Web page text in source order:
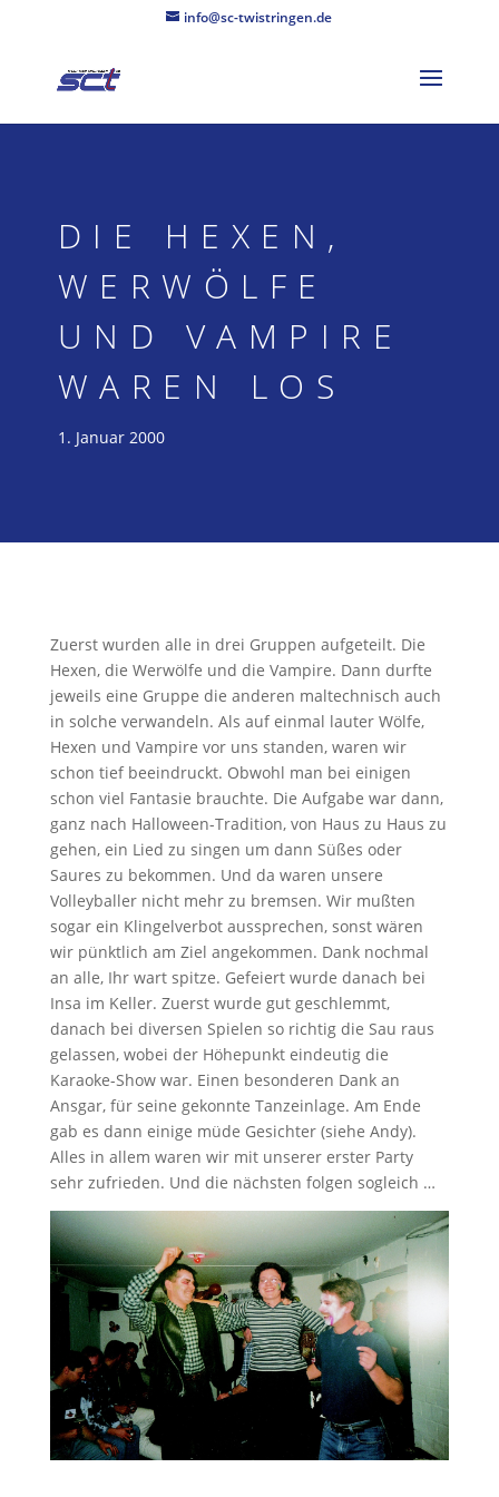
info@sc-twistringen.de
DIE HEXEN,
WERWÖLFE
UND VAMPIRE
WAREN LOS
1. Januar 2000
Zuerst wurden alle in drei Gruppen aufgeteilt. Die
Hexen, die Werwölfe und die Vampire. Dann durfte
jeweils eine Gruppe die anderen maltechnisch auch
in solche verwandeln. Als auf einmal lauter Wölfe,
Hexen und Vampire vor uns standen, waren wir
schon tief beeindruckt. Obwohl man bei einigen
schon viel Fantasie brauchte. Die Aufgabe war dann,
ganz nach Halloween-Tradition, von Haus zu Haus zu
gehen, ein Lied zu singen um dann Süßes oder
Saures zu bekommen. Und da waren unsere
Volleyballer nicht mehr zu bremsen. Wir mußten
sogar ein Klingelverbot aussprechen, sonst wären
wir pünktlich am Ziel angekommen. Dank nochmal
an alle, Ihr wart spitze. Gefeiert wurde danach bei
Insa im Keller. Zuerst wurde gut geschlemmt,
danach bei diversen Spielen so richtig die Sau raus
gelassen, wobei der Höhepunkt eindeutig die
Karaoke-Show war. Einen besonderen Dank an
Ansgar, für seine gekonnte Tanzeinlage. Am Ende
gab es dann einige müde Gesichter (siehe Andy).
Alles in allem waren wir mit unserer erster Party
sehr zufrieden. Und die nächsten folgen sogleich …